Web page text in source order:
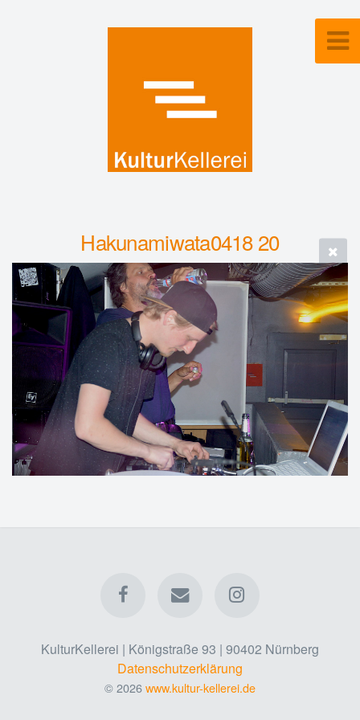
Hakunamiwata0418 20
KulturKellerei | Königstraße 93 | 90402 Nürnberg
Datenschutzerklärung
© 2026www.kultur-kellerei.de